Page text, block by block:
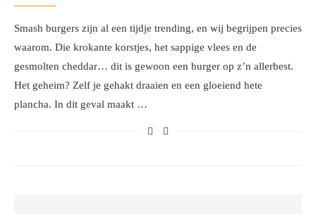
Smash burgers zijn al een tijdje trending, en wij begrijpen precies
waarom. Die krokante korstjes, het sappige vlees en de
gesmolten cheddar… dit is gewoon een burger op z’n allerbest.
Het geheim? Zelf je gehakt draaien en een gloeiend hete
plancha. In dit geval maakt …